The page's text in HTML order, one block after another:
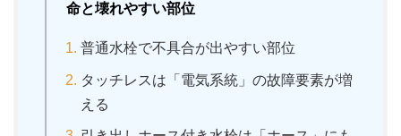
命と壊れやすい部位
普通水栓で不具合が出やすい部位
タッチレスは「電気系統」の故障要素が増
える